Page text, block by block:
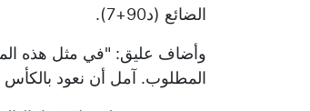
الضائع (د90+7).
وأضاف عليق: "في مثل هذه
المطلوب. آمل أن نعود بالكأس